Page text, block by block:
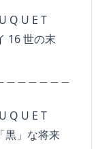
E T
世の末
E T
な将来